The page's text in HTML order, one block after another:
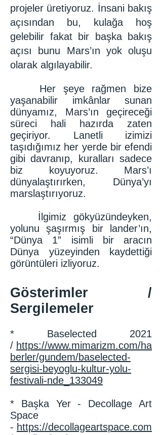
projeler üretiyoruz. İnsani bakış
açısından bu, kulağa hoş
gelebilir fakat bir başka bakış
açısı bunu Mars’ın yok oluşu
olarak algılayabilir.
Her şeye rağmen bize
yaşanabilir imkânlar sunan
dünyamız, Mars’ın geçireceği
süreci hali hazırda zaten
geçiriyor. Lanetli izimizi
taşıdığımız her yerde bir efendi
gibi davranıp, kuralları sadece
biz koyuyoruz. Mars’ı
dünyalaştırırken, Dünya’yı
marslaştırıyoruz.
İlgimiz gökyüzündeyken,
yolunu şaşırmış bir lander’ın,
“Dünya 1” isimli bir aracın
Dünya yüzeyinden kaydettiği
görüntüleri izliyoruz.
Gösterimler /
Sergilemeler
* Baselected
2021
/ https://www.mimarizm.com/ha
berler/gundem/baselected-
sergisi-beyoglu-kultur-yolu-
festivali-nde_133049
* Başka Yer - Decollage Art
Space
- https://decollageartspace.com